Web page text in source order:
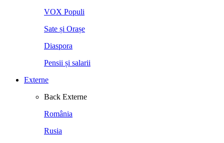
VOX Populi
Sate și Orașe
Diaspora
Pensii și salarii
Externe
Back Externe
România
Rusia